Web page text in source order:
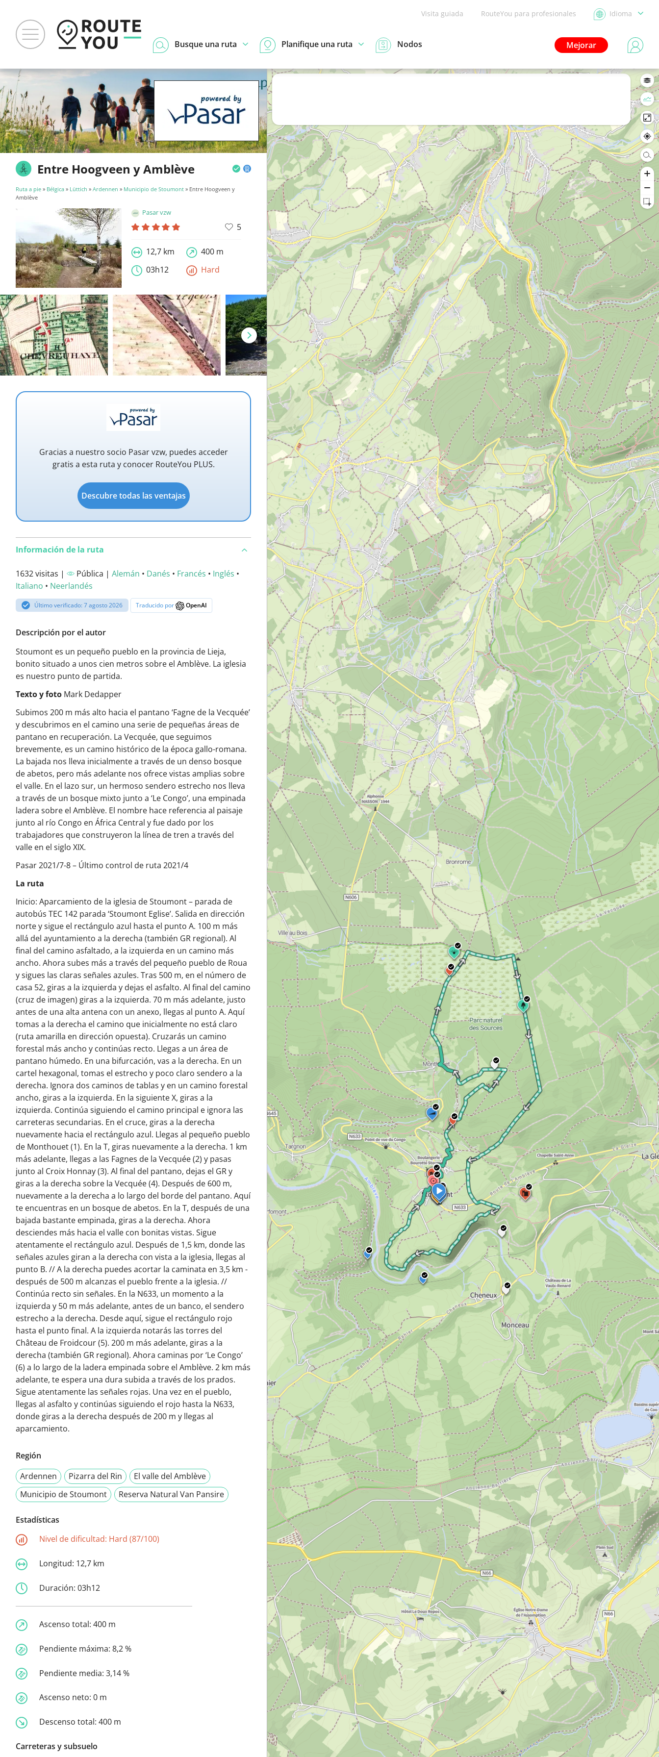
Visita guiada RouteYou para profesionales Idioma
Mejorar
Busque una ruta Planifique una ruta Nodos
Entre Hoogveen y Amblève
Ruta a pie » Bélgica » Lüttich » Ardennen » Municipio de Stoumont » Entre Hoogveen y
Amblève
Pasar vzw
5
12,7 km
400 m
03h12
Hard
Gracias a nuestro socio Pasar vzw, puedes acceder
gratis a esta ruta y conocer RouteYou PLUS.
Descubre todas las ventajas
Información de la ruta
1632 visitas | Pública | Alemán • Danés • Francés • Inglés •
Italiano • Neerlandés
Último verificado: 7 agosto 2026 Traducido por OpenAI
Descripción por el autor
Stoumont es un pequeño pueblo en la provincia de Lieja,
bonito situado a unos cien metros sobre el Amblève. La iglesia
es nuestro punto de partida.
Texto y foto Mark Dedapper
Subimos 200 m más alto hacia el pantano ‘Fagne de la Vecquée’
y descubrimos en el camino una serie de pequeñas áreas de
pantano en recuperación. La Vecquée, que seguimos
brevemente, es un camino histórico de la época gallo-romana.
La bajada nos lleva inicialmente a través de un denso bosque
de abetos, pero más adelante nos ofrece vistas amplias sobre
el valle. En el lazo sur, un hermoso sendero estrecho nos lleva
a través de un bosque mixto junto a ‘Le Congo’, una empinada
ladera sobre el Amblève. El nombre hace referencia al paisaje
junto al río Congo en África Central y fue dado por los
trabajadores que construyeron la línea de tren a través del
valle en el siglo XIX.
Pasar 2021/7-8 – Último control de ruta 2021/4
La ruta
Inicio: Aparcamiento de la iglesia de Stoumont – parada de
autobús TEC 142 parada ‘Stoumont Eglise’. Salida en dirección
norte y sigue el rectángulo azul hasta el punto A. 100 m más
allá del ayuntamiento a la derecha (también GR regional). Al
final del camino asfaltado, a la izquierda en un camino más
ancho. Ahora subes más a través del pequeño pueblo de Roua
y sigues las claras señales azules. Tras 500 m, en el número de
casa 52, giras a la izquierda y dejas el asfalto. Al final del camino
(cruz de imagen) giras a la izquierda. 70 m más adelante, justo
antes de una alta antena con un anexo, llegas al punto A. Aquí
tomas a la derecha el camino que inicialmente no está claro
(ruta amarilla en dirección opuesta). Cruzarás un camino
forestal más ancho y continúas recto. Llegas a un área de
pantano húmedo. En una bifurcación, vas a la derecha. En un
cartel hexagonal, tomas el estrecho y poco claro sendero a la
derecha. Ignora dos caminos de tablas y en un camino forestal
ancho, giras a la izquierda. En la siguiente X, giras a la
izquierda. Continúa siguiendo el camino principal e ignora las
carreteras secundarias. En el cruce, giras a la derecha
nuevamente hacia el rectángulo azul. Llegas al pequeño pueblo
de Monthouet (1). En la T, giras nuevamente a la derecha. 1 km
más adelante, llegas a las Fagnes de la Vecquée (2) y pasas
junto al Croix Honnay (3). Al final del pantano, dejas el GR y
giras a la derecha sobre la Vecquée (4). Después de 600 m,
nuevamente a la derecha a lo largo del borde del pantano. Aquí
te encuentras en un bosque de abetos. En la T, después de una
bajada bastante empinada, giras a la derecha. Ahora
desciendes más hacia el valle con bonitas vistas. Sigue
atentamente el rectángulo azul. Después de 1,5 km, donde las
señales azules giran a la derecha con vista a la iglesia, llegas al
punto B. // A la derecha puedes acortar la caminata en 3,5 km -
después de 500 m alcanzas el pueblo frente a la iglesia. //
Continúa recto sin señales. En la N633, un momento a la
izquierda y 50 m más adelante, antes de un banco, el sendero
estrecho a la derecha. Desde aquí, sigue el rectángulo rojo
hasta el punto final. A la izquierda notarás las torres del
Château de Froidcour (5). 200 m más adelante, giras a la
derecha (también GR regional). Ahora caminas por ‘Le Congo’
(6) a lo largo de la ladera empinada sobre el Amblève. 2 km más
adelante, te espera una dura subida a través de los prados.
Sigue atentamente las señales rojas. Una vez en el pueblo,
llegas al asfalto y continúas siguiendo el rojo hasta la N633,
donde giras a la derecha después de 200 m y llegas al
aparcamiento.
Región
Ardennen
Pizarra del Rin
El valle del Amblève
Municipio de Stoumont
Reserva Natural Van Pansire
Estadísticas
Nivel de dificultad: Hard (87/100)
Longitud: 12,7 km
Duración: 03h12
Ascenso total: 400 m
Pendiente máxima: 8,2 %
Pendiente media: 3,14 %
Ascenso neto: 0 m
Descenso total: 400 m
Carreteras y subsuelo